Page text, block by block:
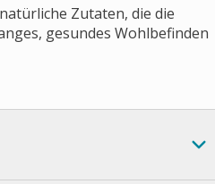
Zutaten, die die
gesundes Wohlbefinden